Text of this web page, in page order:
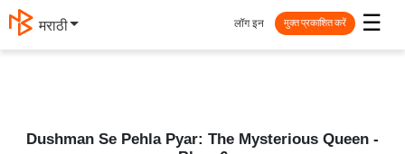
मराठी ☰
लॉग इन मुक्त प्रकाशित करें
Dushman Se Pehla Pyar: The Mysterious Queen -